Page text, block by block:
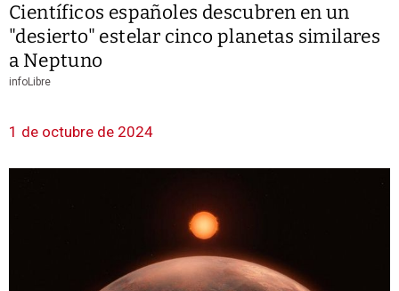
Científicos españoles descubren en un
"desierto" estelar cinco planetas similares
a Neptuno
infoLibre
1 de octubre de 2024